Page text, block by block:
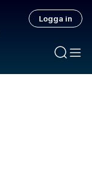
Logga in